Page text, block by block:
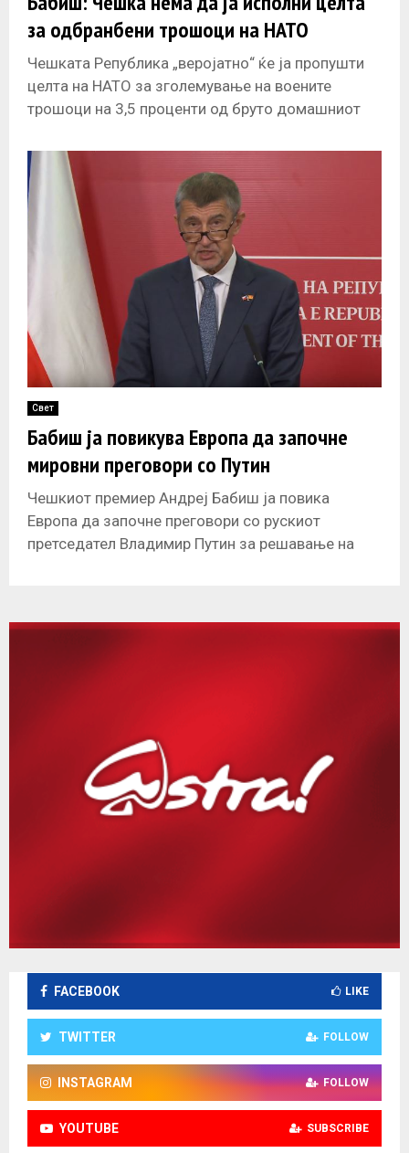
за одбранбени трошоци на НАТО
Чешката Република „веројатно“ ќе ја пропушти
целта на НАТО за зголемување на воените
трошоци на 3,5 проценти од бруто домашниот
Свет
Бабиш ја повикува Европа да започне
мировни преговори со Путин
Чешкиот премиер Андреј Бабиш ја повика
Европа да започне преговори со рускиот
претседател Владимир Путин за решавање на
FACEBOOK LIKE
TWITTER FOLLOW
INSTAGRAM FOLLOW
YOUTUBE SUBSCRIBE